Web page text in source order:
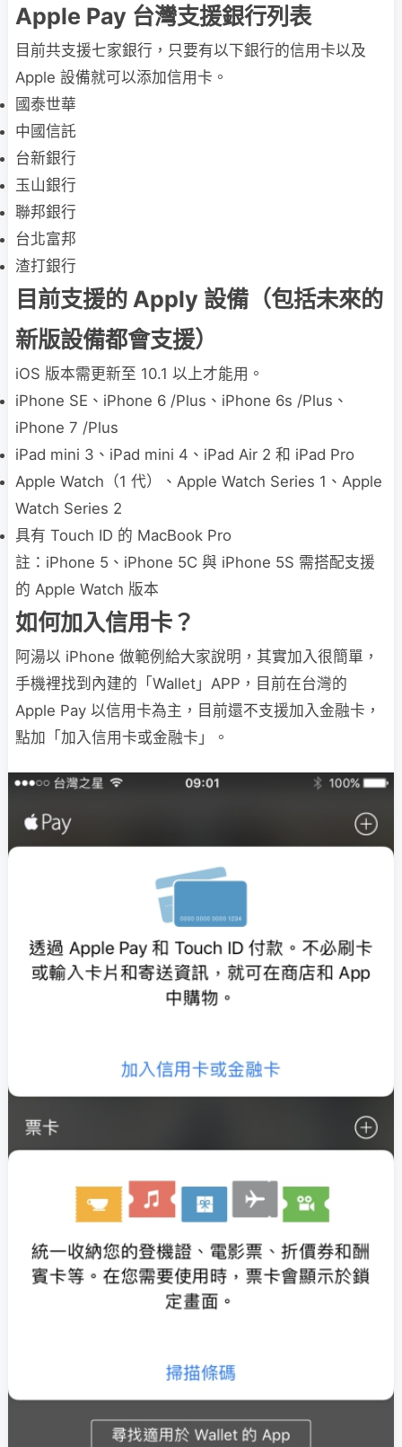
Apple Pay 台灣支援銀行列表
目前共支援七家銀行，只要有以下銀行的信用卡以及
Apple 設備就可以添加信用卡。
國泰世華
中國信託
台新銀行
玉山銀行
聯邦銀行
台北富邦
渣打銀行
目前支援的 Apply 設備（包括未來的
新版設備都會支援）
iOS 版本需更新至 10.1 以上才能用。
iPhone SE、iPhone 6 /Plus、iPhone 6s /Plus、
iPhone 7 /Plus
iPad mini 3、iPad mini 4、iPad Air 2 和 iPad Pro
Apple Watch（1 代）、Apple Watch Series 1、Apple
Watch Series 2
具有 Touch ID 的 MacBook Pro
註：iPhone 5、iPhone 5C 與 iPhone 5S 需搭配支援
的 Apple Watch 版本
如何加入信用卡？
阿湯以 iPhone 做範例給大家說明，其實加入很簡單，
手機裡找到內建的「Wallet」APP，目前在台灣的
Apple Pay 以信用卡為主，目前還不支援加入金融卡，
點加「加入信用卡或金融卡」。